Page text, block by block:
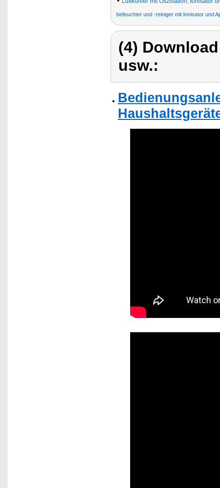
befeuchter und -reiniger mit Ionisator und
(4)
usw.: